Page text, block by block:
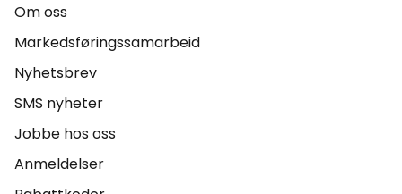
Om oss
Markedsføringssamarbeid
Nyhetsbrev
SMS nyheter
Jobbe hos oss
Anmeldelser